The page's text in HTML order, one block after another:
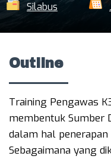
Silabus
Outline
Training Pengawas
membentuk Sumber
dalam hal penerapan
Sebagaimana yang